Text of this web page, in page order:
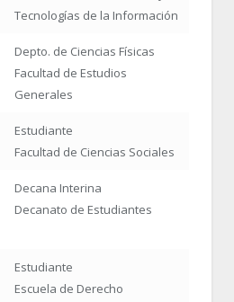
Tecnologías de la Información
Depto. de Ciencias Físicas
Facultad de Estudios
Generales
Estudiante
Facultad de Ciencias Sociales
Decana Interina
Decanato de Estudiantes
Estudiante
Escuela de Derecho